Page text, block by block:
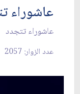
عاشوراء
عاشوراء تتجدد
عدد الزوار: 2057